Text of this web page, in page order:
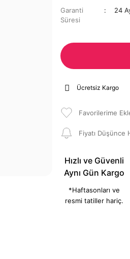
Garanti
Süresi
24
Ücretsiz Kargo
Fiyatı Düşünce
Hızlı ve Güvenli
Aynı Gün Kargo
*Haftasonları ve
resmi tatiller hariç.